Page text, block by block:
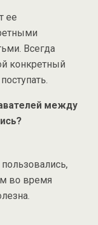
ее
Всегда
конкретный
между
во время